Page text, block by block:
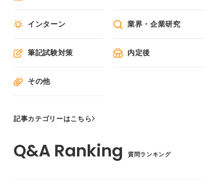
インターン 業界・企業研究
筆記試験対策 内定後
その他
記事カテゴリーはこちら
質問ランキング